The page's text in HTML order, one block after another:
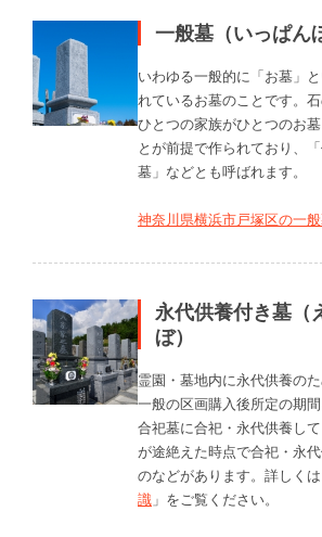
一般墓（いっぱん
いわゆる一般的に「お墓」
れているお墓のことです。石
ひとつの家族がひとつのお
とが前提で作られており、
墓」などとも呼ばれます。
神奈川県横浜市戸塚区の一
永代供養付き墓（
ぼ）
霊園・墓地内に永代供養のた
一般の区画購入後所定の期
合祀墓に合祀・永代供養し
が途絶えた時点で合祀・永
のなどがあります。詳しく
識 」をご覧ください。